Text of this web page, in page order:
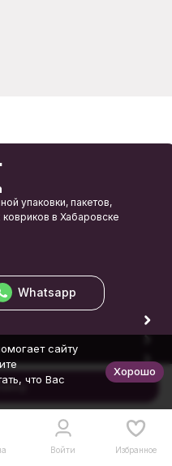
Войти Избранное
упаковки, пакетов,
в Хабаровске
Whatsapp
сайту
что Вас
Хорошо